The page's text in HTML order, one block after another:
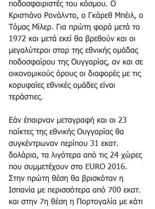
ποδοσφαιριστές του κόσμου. Ο
Κριστιάνο Ρονάλντο, ο Γκάρεθ Μπέιλ, ο
Τόμας Μίλερ. Για πρώτη φορά μετά το
1972 και μετά εκεί θα βρεθούν και οι
μεγαλύτεροι σταρ της εθνικής ομάδας
ποδοσφαίρου της Ουγγαρίας, αν και σε
οικονομικούς όρους οι διαφορές με τις
κορυφαίες εθνικές ομάδες είναι
τεράστιες.
Εάν έπαιρναν μεταγραφή και οι 23
παίκτες της εθνικής Ουγγαρίας θα
συγκέντρωναν περίπου 31 εκατ.
δολάρια, τα λιγότερα από τις 24 χώρες
που συμμετέχουν στο EURO 2016.
Στην πρώτη θέση θα βρισκόταν η
Ισπανία με περισσότερα από 700 εκατ.
και στην 7η θέση η Πορτογαλία με κάτι